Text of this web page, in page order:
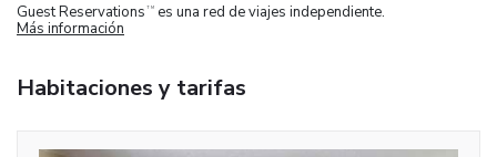
Guest Reservations TM
es una red de viajes independiente.
Más información
Habitaciones y tarifas